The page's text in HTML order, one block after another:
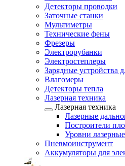
Детекторы проводки
Заточные станки
Мультиметры
Технические фены
Фрезеры
Электрорубанки
Электростеплеры
Зарядные устройства
Влагомеры
Детекторы тепла
Лазерная техника
Лазерная техника
Лазерные
Построители
Уровни лазерные
Пневмоинструмент
Аккумуляторы для